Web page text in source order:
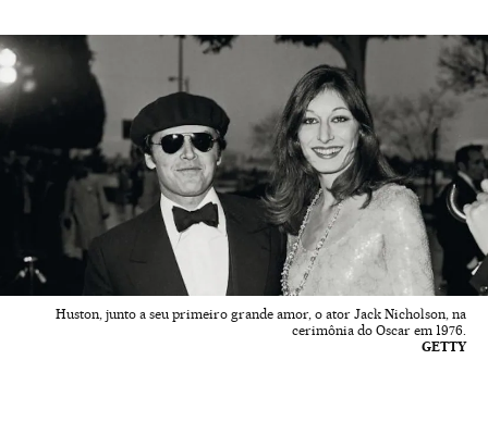
Huston, junto a seu primeiro grande amor, o ator Jack Nicholson, na
cerimônia do Oscar em 1976.
GETTY